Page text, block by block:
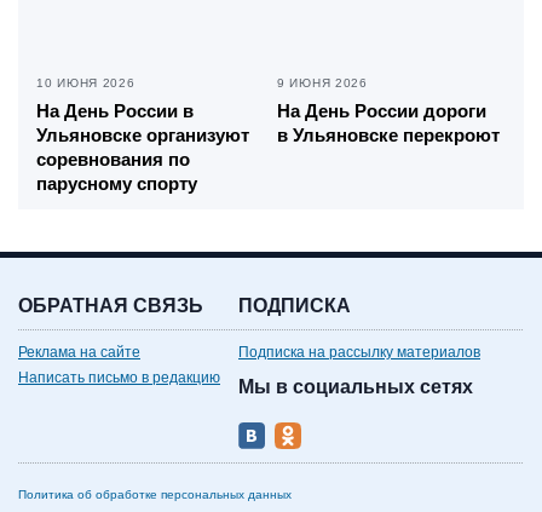
10 ИЮНЯ 2026
На День России в
Ульяновске организуют
соревнования по
парусному спорту
9 ИЮНЯ 2026
На День России дороги
в Ульяновске перекроют
ОБРАТНАЯ СВЯЗЬ
Реклама на сайте
Написать письмо в редакцию
ПОДПИСКА
Подписка на рассылку материалов
Мы в социальных сетях
Политика об обработке персональных данных